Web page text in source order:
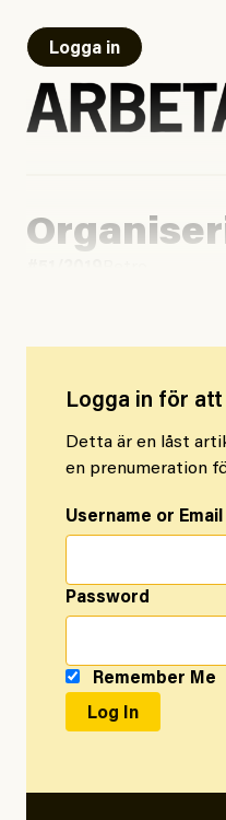
Logga in
Logga in för
Detta är en låst
en prenumeration
Username or
Password
Remember Me